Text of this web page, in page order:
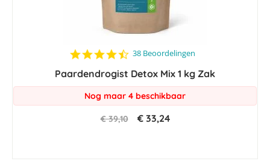
4.6
rating
38 Beoordelingen
Paardendrogist Detox Mix 1 kg Zak
Nog maar 4 beschikbaar
€ 39,10 € 33,24